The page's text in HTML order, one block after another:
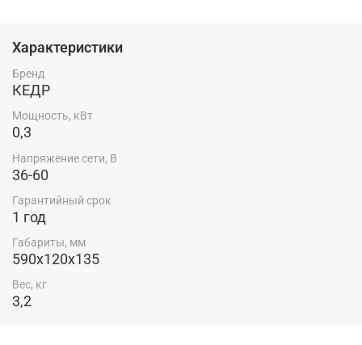
сварщика.
Россия — родина бренда.
Особенности:
Комплектация:
Комплект крепежа ручки (винт, шайба) — 1 шт.
Руководство по эксплуатации — 1 шт.
Внешний вид изделия может незначительно
отличаться от предсталенного на фотографии.
Характеристики
Бренд
КЕДР
Мощность, кВт
0,3
Напряжение сети, В
36-60
Гарантийный срок
1 год
Габариты, мм
590x120x135
Вес, кг
3,2